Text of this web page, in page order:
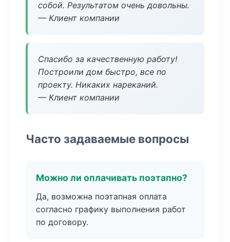
собой. Результатом очень довольны.
— Клиент компании
Спасибо за качественную работу!
Построили дом быстро, все по
проекту. Никаких нареканий.
— Клиент компании
Часто задаваемые вопросы
Можно ли оплачивать поэтапно?
Да, возможна поэтапная оплата
согласно графику выполнения работ
по договору.